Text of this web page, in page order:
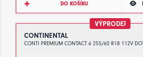
DO KOŠÍKU
VÝPRODEJ
CONTINENTAL
CONTI PREMIUM CONTACT 6 255/60 R18 112V